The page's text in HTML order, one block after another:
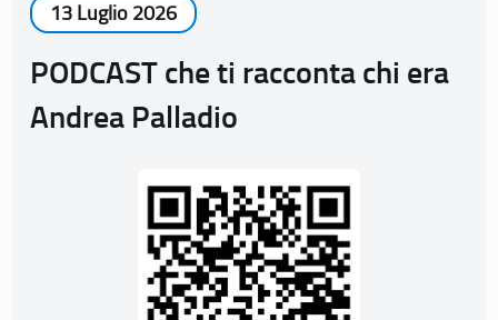
13 Luglio 2026
PODCAST che ti racconta chi era
Andrea Palladio